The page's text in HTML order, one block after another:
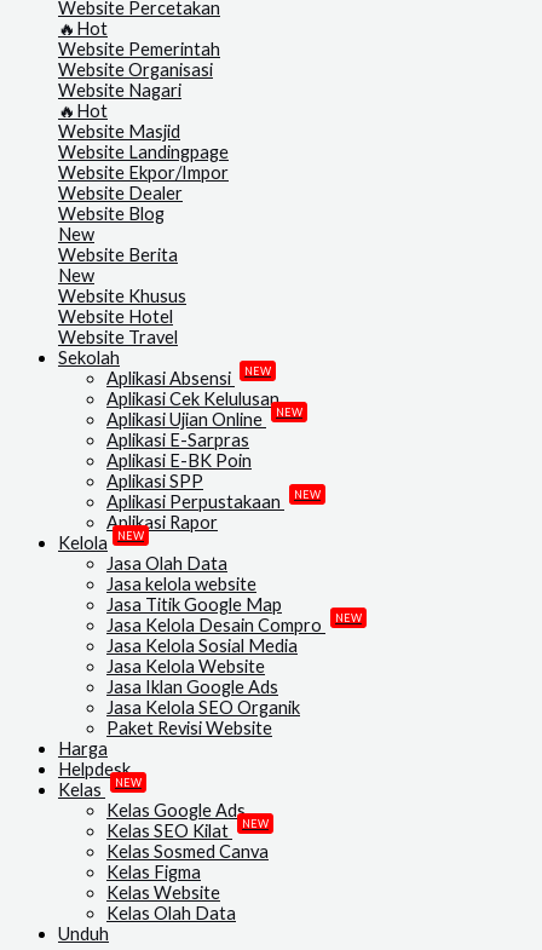
Website Percetakan
🔥Hot
Website Pemerintah
Website Organisasi
Website Nagari
🔥Hot
Website Masjid
Website Landingpage
Website Ekpor/Impor
Website Dealer
Website Blog
New
Website Berita
New
Website Khusus
Website Hotel
Website Travel
Sekolah
Aplikasi Absensi
NEW
Aplikasi Cek Kelulusan
Aplikasi Ujian Online
NEW
Aplikasi E-Sarpras
Aplikasi E-BK Poin
Aplikasi SPP
Aplikasi Perpustakaan
NEW
Aplikasi Rapor
Kelola
NEW
Jasa Olah Data
Jasa kelola website
Jasa Titik Google Map
Jasa Kelola Desain Compro
NEW
Jasa Kelola Sosial Media
Jasa Kelola Website
Jasa Iklan Google Ads
Jasa Kelola SEO Organik
Paket Revisi Website
Harga
Helpdesk
Kelas
NEW
Kelas Google Ads
Kelas SEO Kilat
NEW
Kelas Sosmed Canva
Kelas Figma
Kelas Website
Kelas Olah Data
Unduh